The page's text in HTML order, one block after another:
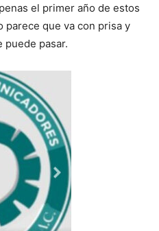
el primer año de estos
que va con prisa y
puede pasar.